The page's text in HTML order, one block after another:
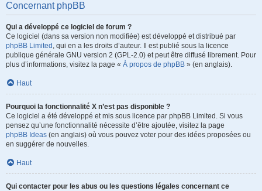
Concernant phpBB
Qui a développé ce logiciel de forum ?
Ce logiciel (dans sa version non modifiée) est développé et distribué par
phpBB Limited , qui en a les droits d’auteur. Il est publié sous la licence
publique générale GNU version 2 (GPL-2.0) et peut être diffusé librement. Pour
plus d’informations, visitez la page « À propos de phpBB » (en anglais).
Haut
Pourquoi la fonctionnalité X n’est pas disponible ?
Ce logiciel a été développé et mis sous licence par phpBB Limited. Si vous
pensez qu’une fonctionnalité nécessite d’être ajoutée, visitez la page
phpBB Ideas (en anglais) où vous pouvez voter pour des idées proposées ou
en suggérer de nouvelles.
Haut
Qui contacter pour les abus ou les questions légales concernant ce